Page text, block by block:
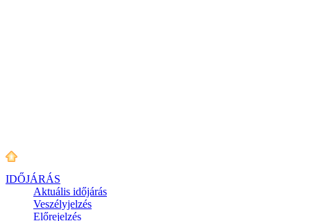
IDŐJÁRÁS
Aktuális időjárás
Veszélyjelzés
Előrejelzés